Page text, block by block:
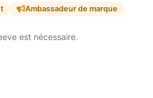
Ambassadeur de marque
est nécessaire.